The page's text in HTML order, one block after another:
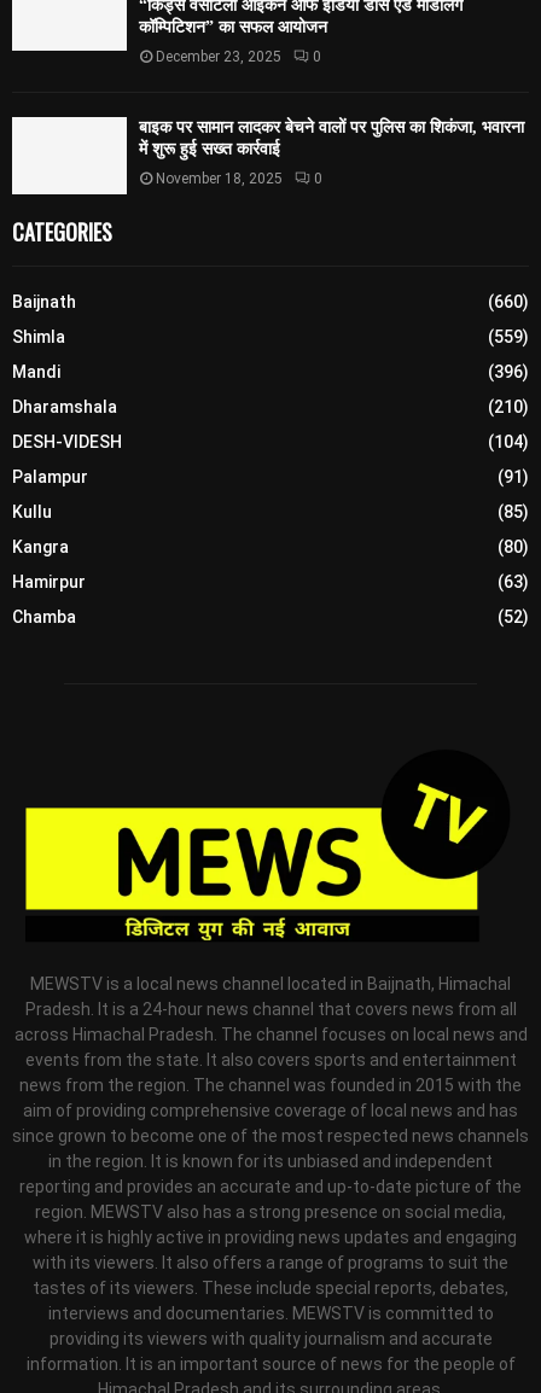
“किड्स वर्सेटिला आइकन ऑफ इंडिया डांस एंड मॉडलिंग
कॉम्पिटिशन” का सफल आयोजन
December 23, 2025 0
बाइक पर सामान लादकर बेचने वालों पर पुलिस का शिकंजा, भवारना
में शुरू हुई सख्त कार्रवाई
November 18, 2025 0
CATEGORIES
Baijnath
(660)
Shimla
(559)
Mandi
(396)
Dharamshala
(210)
DESH-VIDESH
(104)
Palampur
(91)
Kullu
(85)
Kangra
(80)
Hamirpur
(63)
Chamba
(52)
MEWSTV is a local news channel located in Baijnath, Himachal
Pradesh. It is a 24-hour news channel that covers news from all
across Himachal Pradesh. The channel focuses on local news and
events from the state. It also covers sports and entertainment
news from the region. The channel was founded in 2015 with the
aim of providing comprehensive coverage of local news and has
since grown to become one of the most respected news channels
in the region. It is known for its unbiased and independent
reporting and provides an accurate and up-to-date picture of the
region. MEWSTV also has a strong presence on social media,
where it is highly active in providing news updates and engaging
with its viewers. It also offers a range of programs to suit the
tastes of its viewers. These include special reports, debates,
interviews and documentaries. MEWSTV is committed to
providing its viewers with quality journalism and accurate
information. It is an important source of news for the people of
Himachal Pradesh and its surrounding areas.